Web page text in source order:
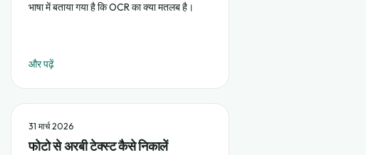
भाषा में बताया गया है कि OCR का क्या मतलब है।
और पढ़ें
31 मार्च 2026
फोटो से अरबी टेक्स्ट कैसे निकालें